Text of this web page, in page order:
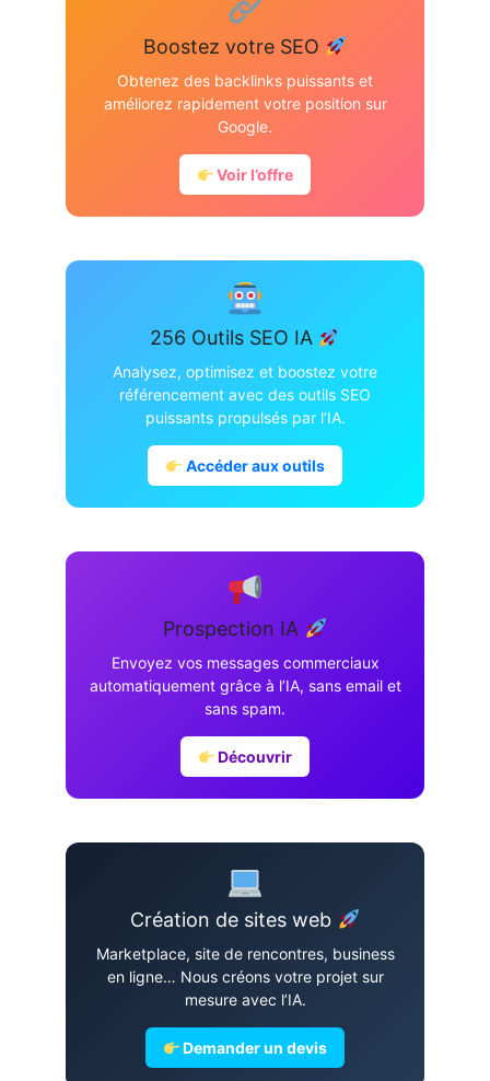
Boostez votre SEO
Obtenez des backlinks puissants et
améliorez rapidement votre position sur
Google.
Voir l’offre
256 Outils SEO IA
Analysez, optimisez et boostez votre
référencement avec des outils SEO
puissants propulsés par l’IA.
Accéder aux outils
Prospection IA
Envoyez vos messages commerciaux
automatiquement grâce à l’IA, sans email et
sans spam.
Découvrir
Création de sites web
Marketplace, site de rencontres, business
en ligne… Nous créons votre projet sur
mesure avec l’IA.
Demander un devis